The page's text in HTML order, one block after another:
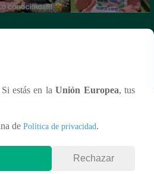
estás en laUnión Europea, tus
de Política de privacidad.
Rechazar